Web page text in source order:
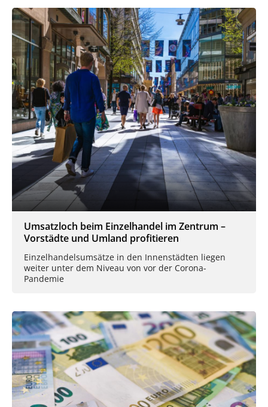
Umsatzloch beim Einzelhandel im Zentrum –
Vorstädte und Umland profitieren
Einzelhandelsumsätze in den Innenstädten liegen
weiter unter dem Niveau von vor der Corona-
Pandemie